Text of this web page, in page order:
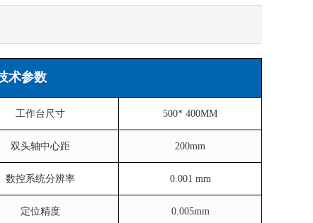
术参数
工作台尺寸 500* 400MM
双头轴中心距 200mm
数控系统分辨率 0.001 mm
定位精度 0.005mm